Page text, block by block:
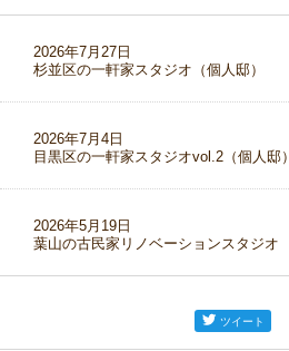
2026年7月27日
杉並区の一軒家スタジオ（個人邸）
2026年7月4日
目黒区の一軒家スタジオvol.2（個人邸）
2026年5月19日
葉山の古民家リノベーションスタジオ
ツイート